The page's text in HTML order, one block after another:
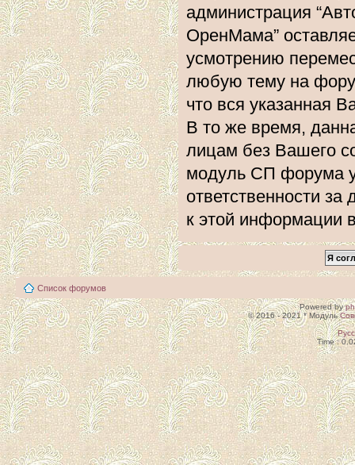
администрация
ОренМама”
усмотрению
любую тему на
что вся указанная
В то же время,
лицам без Вашего
модуль СП форума
ответственности за
к этой информации
Список форумов
Powered by
© 2016 - 2021 * Модуль
Time :